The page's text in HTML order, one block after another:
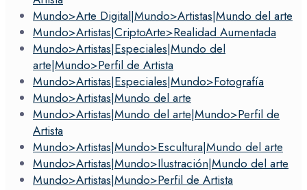
Mundo>Arte Digital|Mundo>Artistas|Mundo del arte
Mundo>Artistas|CriptoArte>Realidad Aumentada
Mundo>Artistas|Especiales|Mundo del
arte|Mundo>Perfil de Artista
Mundo>Artistas|Especiales|Mundo>Fotografía
Mundo>Artistas|Mundo del arte
Mundo>Artistas|Mundo del arte|Mundo>Perfil de
Artista
Mundo>Artistas|Mundo>Escultura|Mundo del arte
Mundo>Artistas|Mundo>Ilustración|Mundo del arte
Mundo>Artistas|Mundo>Perfil de Artista